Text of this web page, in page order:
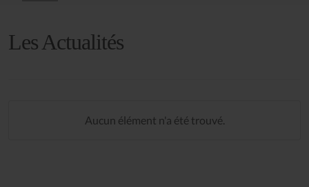
Les Actualités
Aucun élément n'a été trouvé.